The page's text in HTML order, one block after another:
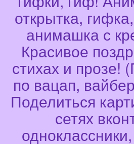
открытка,
анимашка с
Красивое
стихах и прозе!
по вацап,
Поделиться
сетях